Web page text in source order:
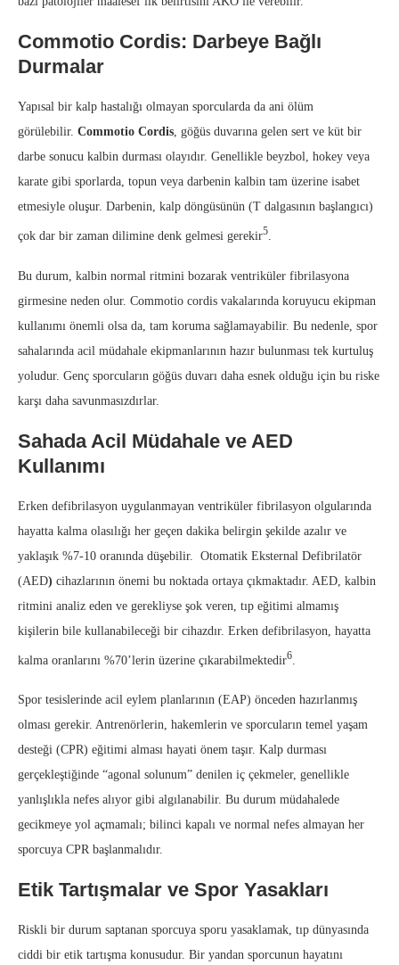
Commotio Cordis: Darbeye Bağlı
Durmalar
Yapısal bir kalp hastalığı olmayan sporcularda da ani ölüm
görülebilir. Commotio Cordis, göğüs duvarına gelen sert ve küt bir
darbe sonucu kalbin durması olayıdır. Genellikle beyzbol, hokey veya
karate gibi sporlarda, topun veya darbenin kalbin tam üzerine isabet
etmesiyle oluşur. Darbenin, kalp döngüsünün (T dalgasının başlangıcı)
çok dar bir zaman dilimine denk gelmesi gerekir5
Bu durum, kalbin normal ritmini bozarak ventriküler fibrilasyona
girmesine neden olur. Commotio cordis vakalarında koruyucu ekipman
kullanımı önemli olsa da, tam koruma sağlamayabilir. Bu nedenle, spor
sahalarında acil müdahale ekipmanlarının hazır bulunması tek kurtuluş
yoludur. Genç sporcuların göğüs duvarı daha esnek olduğu için bu riske
karşı daha savunmasızdırlar.
Sahada Acil Müdahale ve AED
Kullanımı
Erken defibrilasyon uygulanmayan ventriküler fibrilasyon olgularında
hayatta kalma olasılığı her geçen dakika belirgin şekilde azalır ve
yaklaşık %7-10 oranında düşebilir. Otomatik Eksternal Defibrilatör
(AED) cihazlarının önemi bu noktada ortaya çıkmaktadır. AED, kalbin
ritmini analiz eden ve gerekliyse şok veren, tıp eğitimi almamış
kişilerin bile kullanabileceği bir cihazdır. Erken defibrilasyon, hayatta
kalma oranlarını %70’lerin üzerine çıkarabilmektedir6
Spor tesislerinde acil eylem planlarının (EAP) önceden hazırlanmış
olması gerekir. Antrenörlerin, hakemlerin ve sporcuların temel yaşam
desteği (CPR) eğitimi alması hayati önem taşır. Kalp durması
gerçekleştiğinde “agonal solunum” denilen iç çekmeler, genellikle
yanlışlıkla nefes alıyor gibi algılanabilir. Bu durum müdahalede
gecikmeye yol açmamalı; bilinci kapalı ve normal nefes almayan her
sporcuya CPR başlanmalıdır.
Etik Tartışmalar ve Spor Yasakları
Riskli bir durum saptanan sporcuya sporu yasaklamak, tıp dünyasında
ciddi bir etik tartışma konusudur. Bir yandan sporcunun hayatını